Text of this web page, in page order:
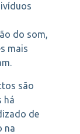
do som,
mais
são
há
de
na